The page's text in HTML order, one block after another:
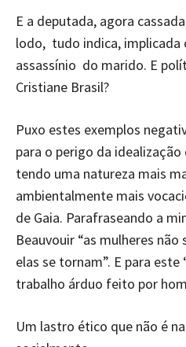
E a deputada, agora
lodo, tudo indica, implicada
assassínio do marido. E
Cristiane Brasil?
Puxo estes exemplos
para o perigo da
tendo uma natureza mais
ambientalmente mais
de Gaia. Parafraseando a
Beauvouir “as mulheres
elas se tornam”. E para
trabalho árduo feito por
Um lastro ético que não é